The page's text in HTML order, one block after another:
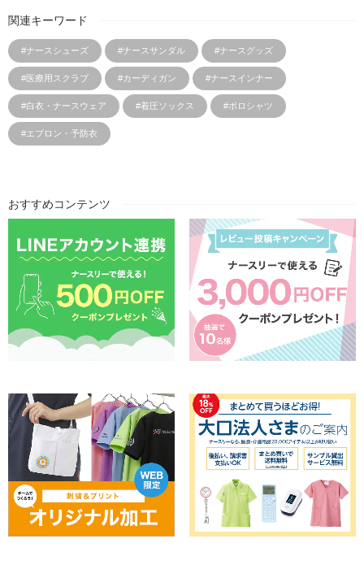
関連キーワード
#ナースシューズ #ナースサンダル #ナースグッズ
#医療用スクラブ #カーディガン #ナースインナー
#白衣・ナースウェア #着圧ソックス #ポロシャツ
#エプロン・予防衣
おすすめコンテンツ